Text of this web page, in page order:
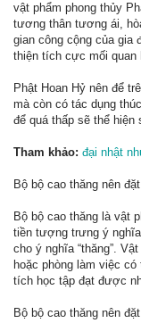
vật phẩm phong thủy
tương thân tương ái,
gian công cộng của gia
thiện tích cực mối
Phật Hoan Hỷ nên để
mà còn có tác dụng
để quá thấp sẽ thể
Tham khảo: đại nhật
Bộ bộ cao thăng nên
Bộ bộ cao thăng là vật
tiền tượng trưng ý
cho ý nghĩa “thăng”.
hoặc phòng làm việc
tích học tập đạt được
Bộ bộ cao thăng nên